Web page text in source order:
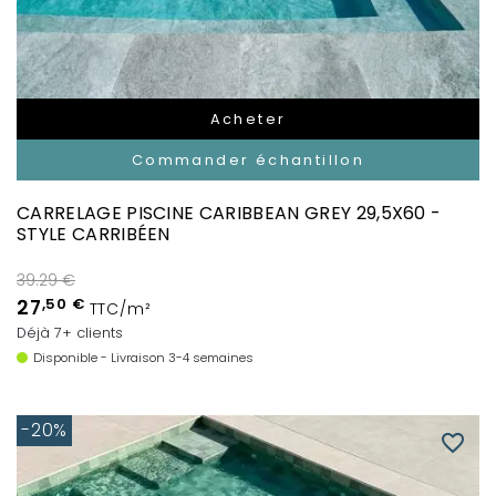
Acheter
Commander échantillon
CARRELAGE PISCINE CARIBBEAN GREY 29,5X60 -
STYLE CARRIBÉEN
39.29 €
27,50 € TTC/m²
Déjà 7+ clients
Disponible - Livraison 3-4 semaines
favorite_border
-20%